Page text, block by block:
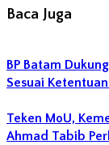
Baca Juga
BP Batam
Sesuai
Teken MoU,
Ahmad Tabib